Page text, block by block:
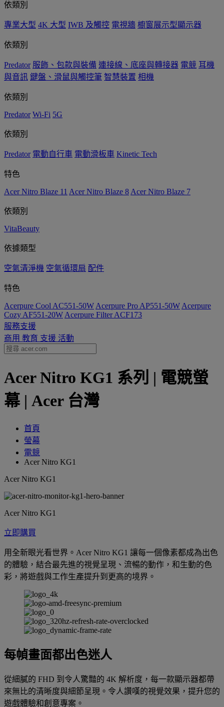
依類別
專業大型 4K 大型 IWB 及觸控 電視牆 櫥窗展示型顯示器
依類別
Predator 服飾、包款與裝備 連接線、底座與轉接器 電競 耳機
與音訊 鍵盤、滑鼠與觸控筆 智慧裝置 相機
依類別
Predator Wi-Fi 5G
依類別
Predator 電動自行車 電動滑板車 Kinetic Tech
特色
Acer Nitro Blaze 11 Acer Nitro Blaze 8 Acer Nitro Blaze 7
依類別
VitaBeauty
依據類型
空氣清淨機 空氣循環扇 配件
特色
Acerpure Cool AC551-50W Acerpure Pro AP551-50W Acerpure
Cozy AF551-20W Acerpure Filter ACF173
服務支援
商用 教育 支援 活動
Acer Nitro KG1 系列 | 電競螢
幕 | Acer 台灣
首頁
螢幕
電競
Acer Nitro KG1
Acer Nitro KG1
Acer Nitro KG1
立即購買
用全新眼光看世界。Acer Nitro KG1 讓每一個像素都成為出色
的體驗，結合最先進的視覺呈現、流暢的動作，和生動的色
彩，將遊戲與工作生產提升到更高的境界。
每幀畫面都出色迷人
從細膩的 FHD 到令人驚豔的 4K 解析度，每一款顯示器都帶
來無比的清晰度與細節呈現。令人讚嘆的視覺效果，提升您的
遊戲體驗和創意專案。